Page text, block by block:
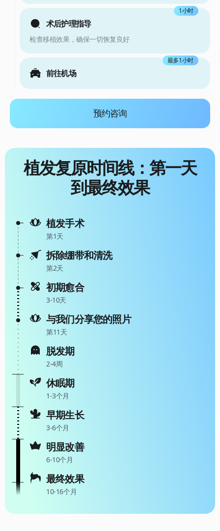
1小时
术后护理指导
检查移植效果，确保一切恢复良好
最多1小时
前往机场
预约咨询
植发复原时间线：第一天
到最终效果
植发手术
第1天
拆除绷带和清洗
第2天
初期愈合
3-10天
与我们分享您的照片
第11天
脱发期
2-4周
休眠期
1-3个月
早期生长
3-6个月
明显改善
6-10个月
最终效果
10-16个月